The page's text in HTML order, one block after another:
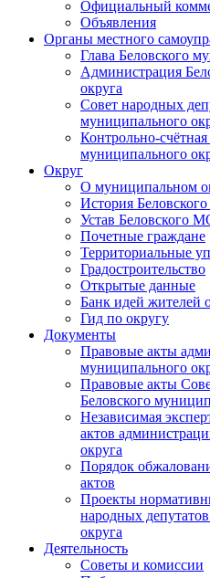
Официальный
Объявления
Органы местного
Глава Беловского
Администрация
округа
Совет народных
муниципального
Контрольно-
муниципального
Округ
О муниципальном
История
Устав Беловского
Почетные граждане
Территориальные
Градостроительство
Открытые данные
Банк идей жителей
Гид по округу
Документы
Правовые акты
муниципального
Правовые акты
Беловского
Независимая
актов
округа
Порядок
актов
Проекты
народных
округа
Деятельность
Советы и комиссии